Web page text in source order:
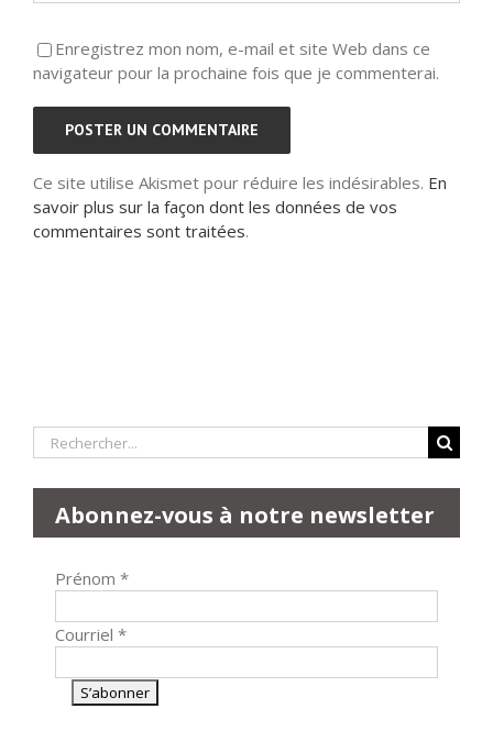
Enregistrez mon nom, e-mail et site Web dans ce
navigateur pour la prochaine fois que je commenterai.
Ce site utilise Akismet pour réduire les indésirables. En
savoir plus sur la façon dont les données de vos
commentaires sont traitées.
Rechercher:
Abonnez-vous à notre newsletter
Prénom *
Courriel *